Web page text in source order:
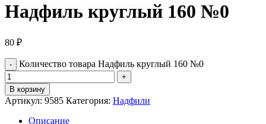
Надфиль круглый 160 №0
80 ₽
Количество товара Надфиль круглый 160 №0
В корзину
Артикул: 9585 Категория: Надфили
Описание